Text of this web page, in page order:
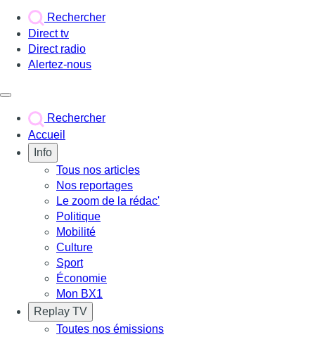
Rechercher
Direct tv
Direct radio
Alertez-nous
Rechercher
Accueil
Info
Tous nos articles
Nos reportages
Le zoom de la rédac'
Politique
Mobilité
Culture
Sport
Économie
Mon BX1
Replay TV
Toutes nos émissions